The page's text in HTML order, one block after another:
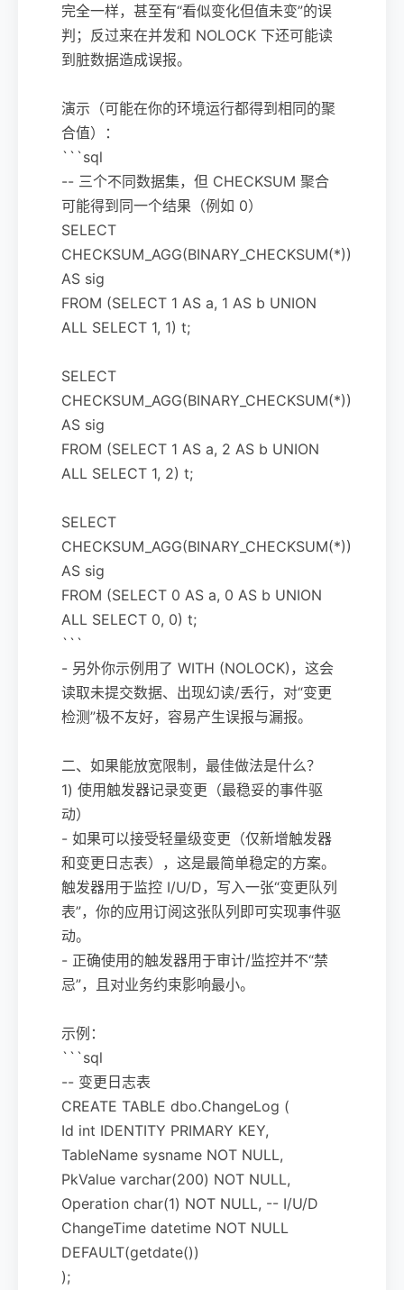
完全一样，甚至有“看似变化但值未变”的误
判；反过来在并发和 NOLOCK 下还可能读
到脏数据造成误报。
演示（可能在你的环境运行都得到相同的聚
合值）：
```sql
-- 三个不同数据集，但 CHECKSUM 聚合
可能得到同一个结果（例如 0）
SELECT
CHECKSUM_AGG(BINARY_CHECKSUM(*))
AS sig
FROM (SELECT 1 AS a, 1 AS b UNION
ALL SELECT 1, 1) t;
SELECT
CHECKSUM_AGG(BINARY_CHECKSUM(*))
AS sig
FROM (SELECT 1 AS a, 2 AS b UNION
ALL SELECT 1, 2) t;
SELECT
CHECKSUM_AGG(BINARY_CHECKSUM(*))
AS sig
FROM (SELECT 0 AS a, 0 AS b UNION
ALL SELECT 0, 0) t;
```
- 另外你示例用了 WITH (NOLOCK)，这会
读取未提交数据、出现幻读/丢行，对“变更
检测”极不友好，容易产生误报与漏报。
二、如果能放宽限制，最佳做法是什么？
1) 使用触发器记录变更（最稳妥的事件驱
动）
- 如果可以接受轻量级变更（仅新增触发器
和变更日志表），这是最简单稳定的方案。
触发器用于监控 I/U/D，写入一张“变更队列
表”，你的应用订阅这张队列即可实现事件驱
动。
- 正确使用的触发器用于审计/监控并不“禁
忌”，且对业务约束影响最小。
示例：
```sql
-- 变更日志表
CREATE TABLE dbo.ChangeLog (
Id int IDENTITY PRIMARY KEY,
TableName sysname NOT NULL,
PkValue varchar(200) NOT NULL,
Operation char(1) NOT NULL, -- I/U/D
ChangeTime datetime NOT NULL
DEFAULT(getdate())
);